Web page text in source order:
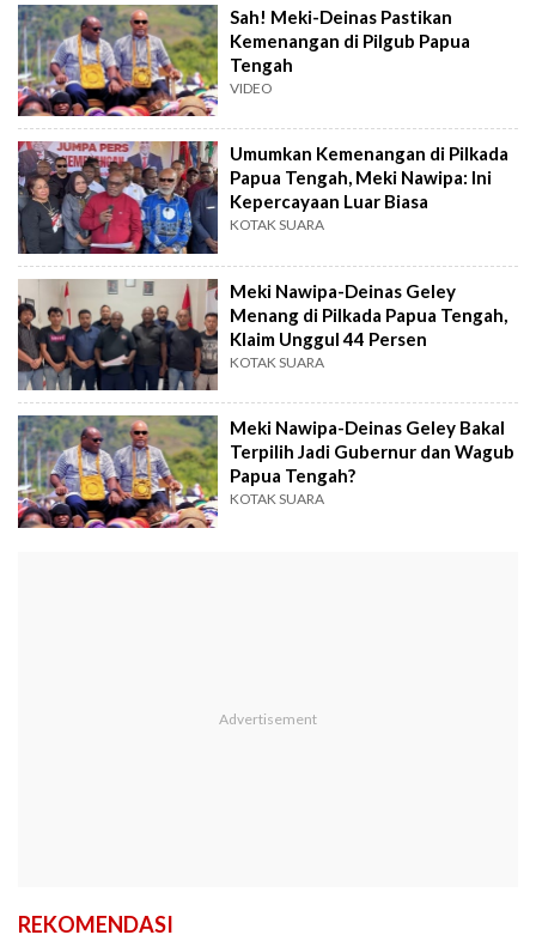
Sah! Meki-Deinas Pastikan
Kemenangan di Pilgub Papua
Tengah
VIDEO
Umumkan Kemenangan di Pilkada
Papua Tengah, Meki Nawipa: Ini
Kepercayaan Luar Biasa
KOTAK SUARA
Meki Nawipa-Deinas Geley
Menang di Pilkada Papua Tengah,
Klaim Unggul 44 Persen
KOTAK SUARA
Meki Nawipa-Deinas Geley Bakal
Terpilih Jadi Gubernur dan Wagub
Papua Tengah?
KOTAK SUARA
REKOMENDASI